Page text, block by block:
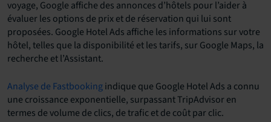
voyage, Google affiche des annonces d’hôtels pour l’aider à
évaluer les options de prix et de réservation qui lui sont
proposées. Google Hotel Ads affiche les informations sur votre
hôtel, telles que la disponibilité et les tarifs, sur Google Maps, la
recherche et l’Assistant.
Analyse de Fastbookingindique que Google Hotel Ads a connu
une croissance exponentielle, surpassant TripAdvisor en
termes de volume de clics, de trafic et de coût par clic.